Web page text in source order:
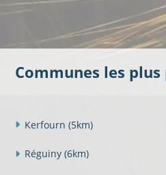
Communes les plus
Kerfourn (5km)
Réguiny (6km)